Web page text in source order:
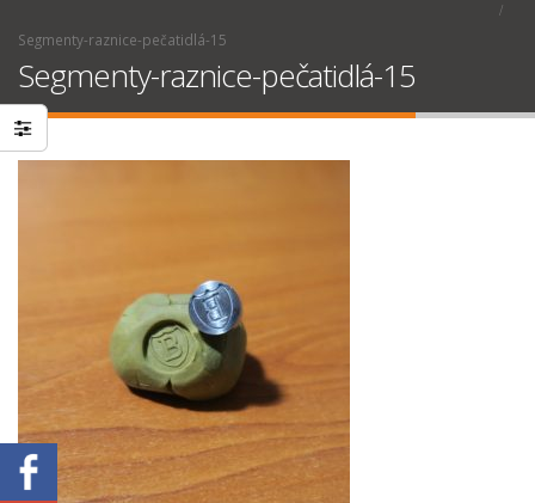
Segmenty-raznice-pečatidlá-15
Segmenty-raznice-pečatidlá-15